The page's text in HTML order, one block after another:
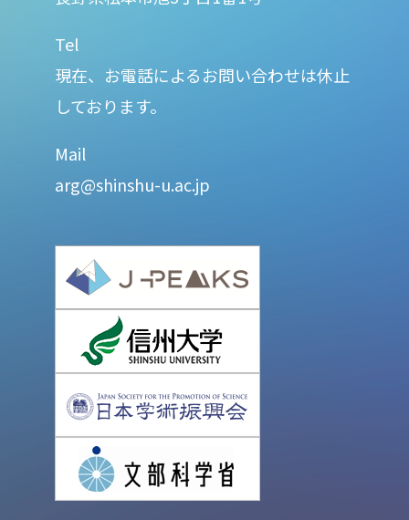
Tel
現在、お電話によるお問い合わせは休止
しております。
Mail
arg@shinshu-u.ac.jp